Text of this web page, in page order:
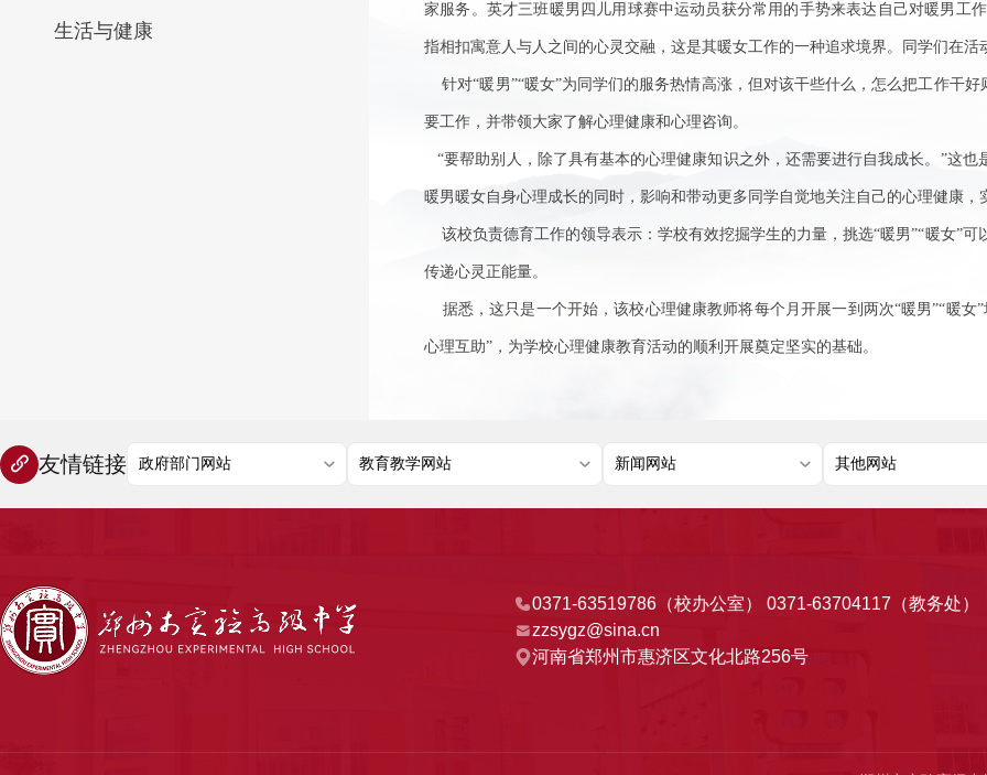
生活与健康
家服务。英才三班暖男四儿用球赛中运动员获分常用的手势来表达自己对暖男工
指相扣寓意人与人之间的心灵交融，这是其暖女工作的一种追求境界。同学们在
针对“暖男”“暖女”为同学们的服务热情高涨，但对该干些什么，怎么把工作干
要工作，并带领大家了解心理健康和心理咨询。
“要帮助别人，除了具有基本的心理健康知识之外，还需要进行自我成长。”这
暖男暖女自身心理成长的同时，影响和带动更多同学自觉地关注自己的心理健康
该校负责德育工作的领导表示：学校有效挖掘学生的力量，挑选“暖男”“暖女”
传递心灵正能量。
据悉，这只是一个开始，该校心理健康教师将每个月开展一到两次“暖男”“暖
心理互助”，为学校心理健康教育活动的顺利开展奠定坚实的基础。
友情链接
0371-63519786（校办公室） 0371-63704117（教务处）
zzsygz@sina.cn
河南省郑州市惠济区文化北路256号